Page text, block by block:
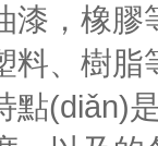
，橡膠
、樹脂等
(diǎn)